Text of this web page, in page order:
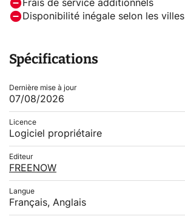
Frais de service additionnels
Disponibilité inégale selon les villes
Spécifications
Dernière mise à jour
07/08/2026
Licence
Logiciel propriétaire
Editeur
FREENOW
Langue
Français, Anglais